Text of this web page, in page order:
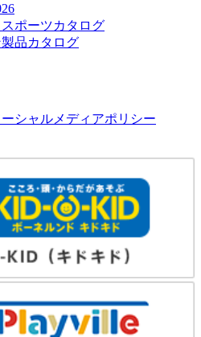
ポーツカタログ
品カタログ
シャルメディアポリシー